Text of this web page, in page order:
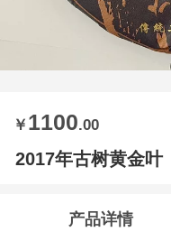
￥ 1100.00
2017年古树黄金叶
产品详情